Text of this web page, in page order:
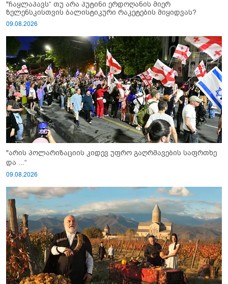
"ჩაყლაპავს“ თუ არა პუტინი ერდოღანის მიერ
ზელენსკისთვის ბალისტიკური რაკეტების მიყიდვას?
09.08.2026
"არის პოლარიზაციის კიდევ უფრო გაღრმავების საფრთხე
და ...“
09.08.2026